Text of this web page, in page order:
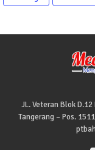
JL. Veteran Blok
Tangerang – Pos.